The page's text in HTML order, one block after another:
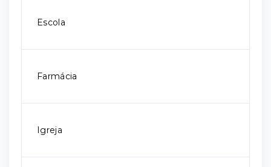
Escola
Farmácia
Igreja